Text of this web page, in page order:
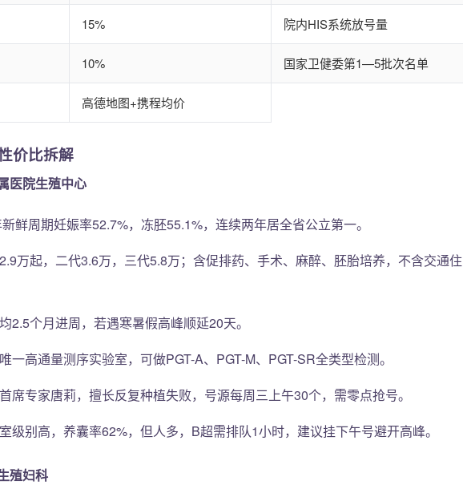
15% 院内HIS系统放号量
10% 国家卫健委第1—5批次名单
高德地图+携程均价
价比拆解
医院生殖中心
鲜周期妊娠率52.7%，冻胚55.1%，连续两年居全省公立第一。
万起，二代3.6万，三代5.8万；含促排药、手术、麻醉、胚胎培养，不含交通住
2.5个月进周，若遇寒暑假高峰顺延20天。
一高通量测序实验室，可做PGT-A、PGT-M、PGT-SR全类型检测。
席专家唐莉，擅长反复种植失败，号源每周三上午30个，需零点抢号。
级别高，养囊率62%，但人多，B超需排队1小时，建议挂下午号避开高峰。
殖妇科